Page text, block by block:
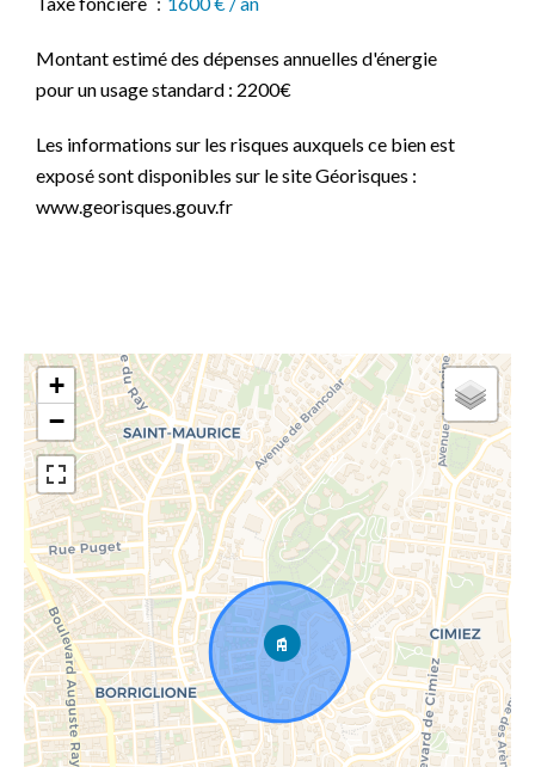
Montant estimé des dépenses annuelles d'énergie
pour un usage standard : 2200€
Les informations sur les risques auxquels ce bien est
exposé sont disponibles sur le site Géorisques :
www.georisques.gouv.fr
+
−